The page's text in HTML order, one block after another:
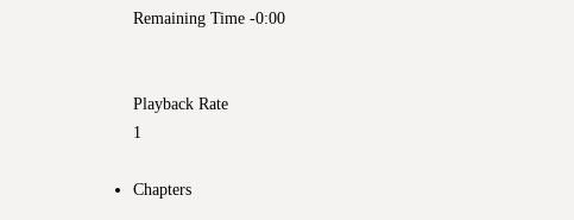
Remaining Time -0:00
Playback Rate
1
Chapters